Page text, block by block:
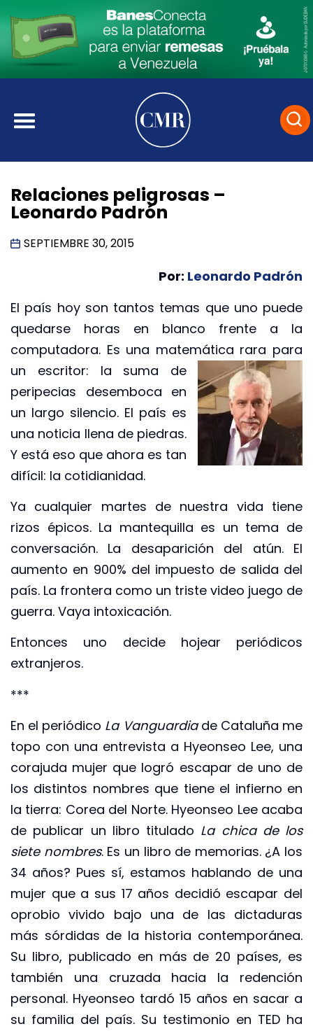
Relaciones peligrosas –
Leonardo Padrón
SEPTIEMBRE 30, 2015
Por: Leonardo Padrón
El país hoy son tantos temas que uno puede
quedarse horas en blanco frente a la
computadora. Es una matemática rara para
un escritor: la suma de
peripecias desemboca en
un largo silencio. El país es
una noticia llena de piedras.
Y está eso que ahora es tan
difícil: la cotidianidad.
Ya cualquier martes de nuestra vida tiene
rizos épicos. La mantequilla es un tema de
conversación. La desaparición del atún. El
aumento en 900% del impuesto de salida del
país. La frontera como un triste video juego de
guerra. Vaya intoxicación.
Entonces uno decide hojear periódicos
extranjeros.
***
En el periódico La Vanguardiade Cataluña me
topo con una entrevista a Hyeonseo Lee, una
corajuda mujer que logró escapar de uno de
los distintos nombres que tiene el infierno en
la tierra: Corea del Norte. Hyeonseo Lee acaba
de publicar un libro titulado La chica de los
siete nombres. Es un libro de memorias. ¿A los
34 años? Pues sí, estamos hablando de una
mujer que a sus 17 años decidió escapar del
oprobio vivido bajo una de las dictaduras
más sórdidas de la historia contemporánea.
Su libro, publicado en más de 20 países, es
también una cruzada hacia la redención
personal. Hyeonseo tardó 15 años en sacar a
su familia del país. Su testimonio en TED ha